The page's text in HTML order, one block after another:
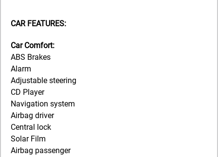
CAR FEATURES:
Car Comfort:
ABS Brakes
Alarm
Adjustable steering
CD Player
Navigation system
Airbag driver
Central lock
Solar Film
Airbag passenger